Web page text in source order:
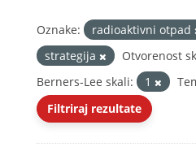
Oznake: radioaktivni otpad
strategija
Otvorenost
Berners-Lee skali:
1
Filtriraj rezultate